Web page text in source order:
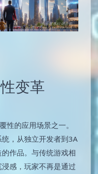
变革
性的应用场景之一。
，从独立开发者到3A
作品。与传统游戏相
感，玩家不再是通过